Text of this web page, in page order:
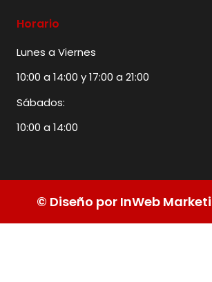
Horario
Lunes a Viernes
10:00 a 14:00 y 17:00 a 21:00
Sábados:
10:00 a 14:00
© Diseño por InWeb